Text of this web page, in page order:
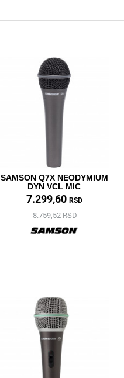
SAMSON Q7X NEODYMIUM
DYN VCL MIC
7.299,60 RSD
8.759,52 RSD